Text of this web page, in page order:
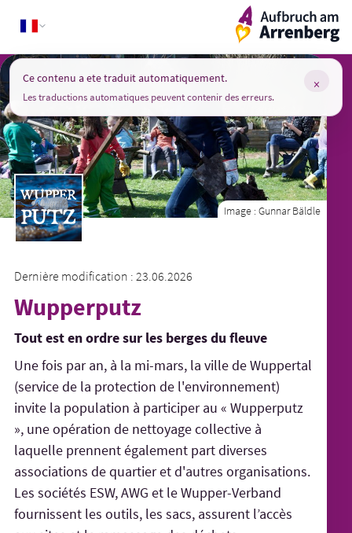
content
ArrenbergApp
Image : Gunnar Bäldle
Dernière modification : 23.06.2026
Wupperputz
Tout est en ordre sur les berges du fleuve
Une fois par an, à la mi-mars, la ville de Wuppertal
(service de la protection de l'environnement)
invite la population à participer au « Wupperputz
», une opération de nettoyage collective à
laquelle prennent également part diverses
associations de quartier et d'autres organisations.
Les sociétés ESW, AWG et le Wupper-Verband
fournissent les outils, les sacs, assurent l’accès
Ce contenu a ete traduit automatiquement.
Les traductions automatiques peuvent contenir des erreurs.
×